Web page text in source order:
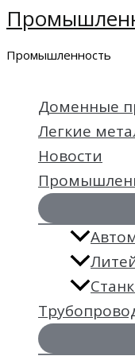
Перейти
содержимому
Промышленность
Доменные
Легкие
Новости